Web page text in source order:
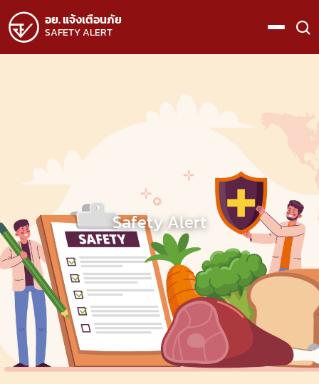
อย. แจ้งเตือนภัย
SAFETY ALERT
Safety Alert